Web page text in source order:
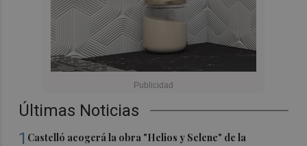
Últimas Noticias
1 Castelló acogerá la obra "Helios y Selene" de la